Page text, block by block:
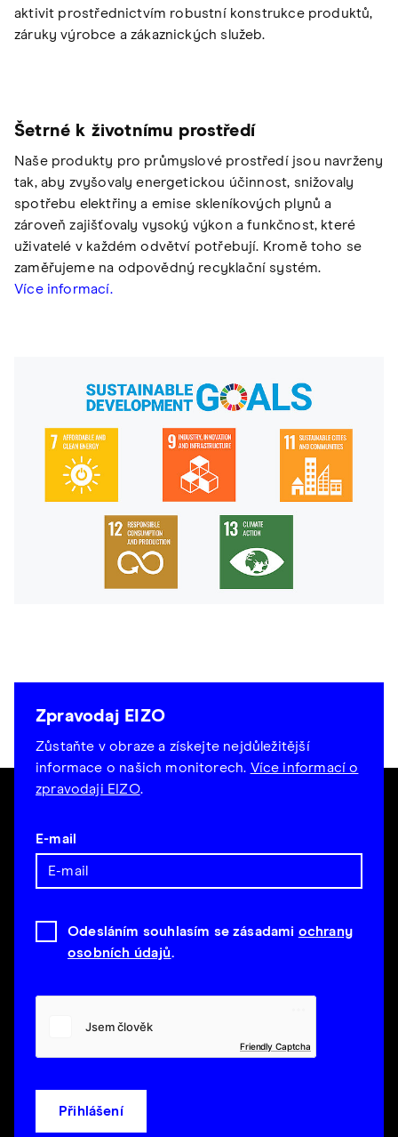
aktivit prostřednictvím robustní konstrukce produktů,
záruky výrobce a zákaznických služeb.
Šetrné k životnímu prostředí
Naše produkty pro průmyslové prostředí jsou navrženy
tak, aby zvyšovaly energetickou účinnost, snižovaly
spotřebu elektřiny a emise skleníkových plynů a
zároveň zajišťovaly vysoký výkon a funkčnost, které
uživatelé v každém odvětví potřebují. Kromě toho se
zaměřujeme na odpovědný recyklační systém.
Více informací.
Zpravodaj EIZO
Zůstaňte v obraze a získejte nejdůležitější
informace o našich monitorech. Více informací o
zpravodaji EIZO.
E-mail
Odesláním souhlasím se zásadami ochrany
osobních údajů.
Friendly Captcha
Přihlášení